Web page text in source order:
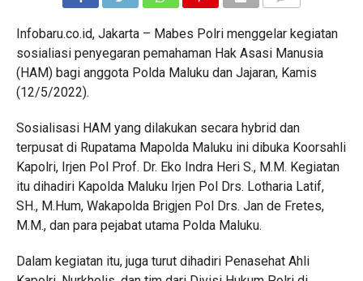
Infobaru.co.id, Jakarta – Mabes Polri menggelar kegiatan
sosialiasi penyegaran pemahaman Hak Asasi Manusia
(HAM) bagi anggota Polda Maluku dan Jajaran, Kamis
(12/5/2022).
Sosialisasi HAM yang dilakukan secara hybrid dan
terpusat di Rupatama Mapolda Maluku ini dibuka Koorsahli
Kapolri, Irjen Pol Prof. Dr. Eko Indra Heri S., M.M. Kegiatan
itu dihadiri Kapolda Maluku Irjen Pol Drs. Lotharia Latif,
SH., M.Hum, Wakapolda Brigjen Pol Drs. Jan de Fretes,
M.M., dan para pejabat utama Polda Maluku.
Dalam kegiatan itu, juga turut dihadiri Penasehat Ahli